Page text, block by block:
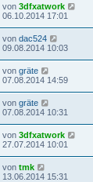
von 3dfxatwork
06.10.2014 17:01
von dac524
09.08.2014 10:03
von gräte
07.08.2014 14:59
von gräte
07.08.2014 10:31
von 3dfxatwork
27.07.2014 10:01
von tmk
13.06.2014 15:31